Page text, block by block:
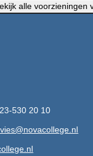
alle voorzieningen
530 20 10